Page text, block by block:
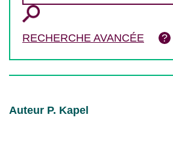
RECHERCHE AVANCÉE
Auteur P. Kapel